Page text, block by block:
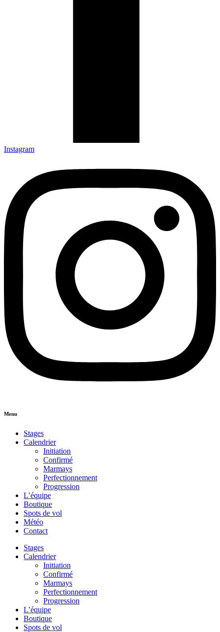
Instagram
Menu
Stages
Calendrier
Initiation
Confirmé
Marmays
Perfectionnement
Progression
L’équipe
Boutique
Spots de vol
Météo
Contact
Stages
Calendrier
Initiation
Confirmé
Marmays
Perfectionnement
Progression
L’équipe
Boutique
Spots de vol